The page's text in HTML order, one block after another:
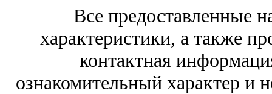
Все предоставленные
характеристики, а также
контактная
ознакомительный характер и